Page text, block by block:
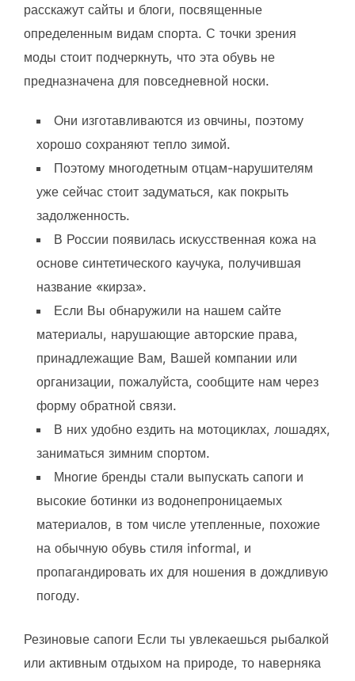
расскажут сайты и блоги, посвященные
определенным видам спорта. С точки зрения
моды стоит подчеркнуть, что эта обувь не
предназначена для повседневной носки.
Они изготавливаются из овчины, поэтому
хорошо сохраняют тепло зимой.
Поэтому многодетным отцам-нарушителям
уже сейчас стоит задуматься, как покрыть
задолженность.
В России появилась искусственная кожа на
основе синтетического каучука, получившая
название «кирза».
Если Вы обнаружили на нашем сайте
материалы, нарушающие авторские права,
принадлежащие Вам, Вашей компании или
организации, пожалуйста, сообщите нам через
форму обратной связи.
В них удобно ездить на мотоциклах, лошадях,
заниматься зимним спортом.
Многие бренды стали выпускать сапоги и
высокие ботинки из водонепроницаемых
материалов, в том числе утепленные, похожие
на обычную обувь стиля informal, и
пропагандировать их для ношения в дождливую
погоду.
Резиновые сапоги Если ты увлекаешься рыбалкой
или активным отдыхом на природе, то наверняка